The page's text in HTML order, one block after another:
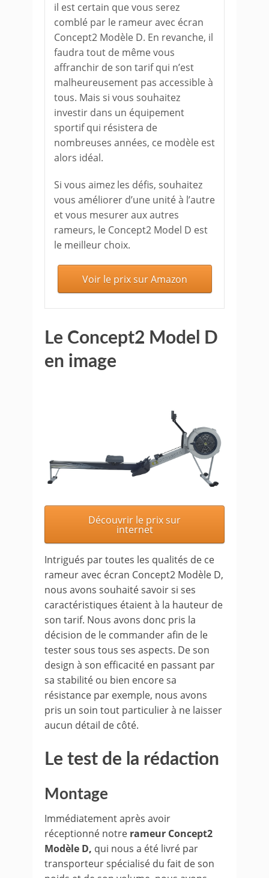
il est certain que vous serez
comblé par le rameur avec écran
Concept2 Modèle D. En revanche, il
faudra tout de même vous
affranchir de son tarif qui n’est
malheureusement pas accessible à
tous. Mais si vous souhaitez
investir dans un équipement
sportif qui résistera de
nombreuses années, ce modèle est
alors idéal.
Si vous aimez les défis, souhaitez
vous améliorer d’une unité à l’autre
et vous mesurer aux autres
rameurs, le Concept2 Model D est
le meilleur choix.
Voir le prix sur Amazon
Le Concept2 Model D
en image
Découvrir le prix sur
internet
Intrigués par toutes les qualités de ce
rameur avec écran Concept2 Modèle D,
nous avons souhaité savoir si ses
caractéristiques étaient à la hauteur de
son tarif. Nous avons donc pris la
décision de le commander afin de le
tester sous tous ses aspects. De son
design à son efficacité en passant par
sa stabilité ou bien encore sa
résistance par exemple, nous avons
pris un soin tout particulier à ne laisser
aucun détail de côté.
Le test de la rédaction
Montage
Immédiatement après avoir
réceptionné notre rameur Concept2
Modèle D, qui nous a été livré par
transporteur spécialisé du fait de son